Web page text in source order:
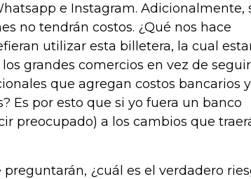
e Instagram. Adicionalmente,
no tendrán costos. ¿Qué nos hace
utilizar esta billetera, la cual
grandes comercios en vez de seguir
que agregan costos bancarios y
Es por esto que si yo fuera un banco
preocupado) a los cambios que
¿cuál es el verdadero